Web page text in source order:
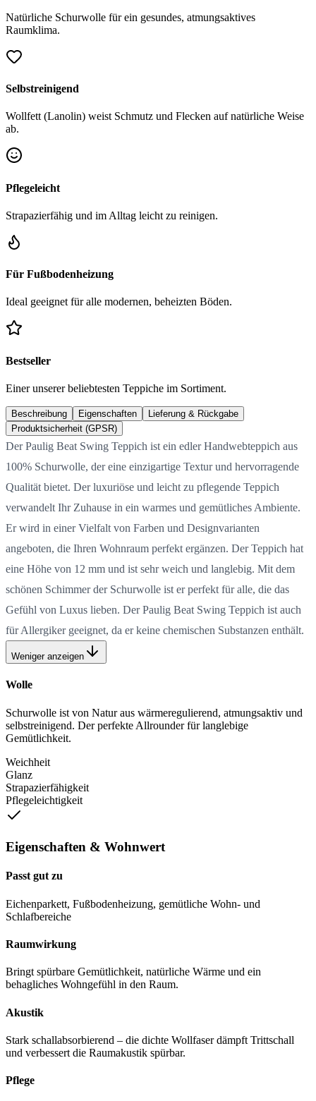
Natürliche Schurwolle für ein gesundes, atmungsaktives
Raumklima.
Selbstreinigend
Wollfett (Lanolin) weist Schmutz und Flecken auf natürliche Weise
ab.
Pflegeleicht
Strapazierfähig und im Alltag leicht zu reinigen.
Für Fußbodenheizung
Ideal geeignet für alle modernen, beheizten Böden.
Bestseller
Einer unserer beliebtesten Teppiche im Sortiment.
Beschreibung Eigenschaften
Lieferung & Rückgabe
Produktsicherheit (GPSR)
Der Paulig Beat Swing Teppich ist ein edler Handwebteppich aus
100% Schurwolle, der eine einzigartige Textur und hervorragende
Qualität bietet. Der luxuriöse und leicht zu pflegende Teppich
verwandelt Ihr Zuhause in ein warmes und gemütliches Ambiente.
Er wird in einer Vielfalt von Farben und Designvarianten
angeboten, die Ihren Wohnraum perfekt ergänzen. Der Teppich hat
eine Höhe von 12 mm und ist sehr weich und langlebig. Mit dem
schönen Schimmer der Schurwolle ist er perfekt für alle, die das
Gefühl von Luxus lieben. Der Paulig Beat Swing Teppich ist auch
für Allergiker geeignet, da er keine chemischen Substanzen enthält.
Weniger anzeigen
Wolle
Schurwolle ist von Natur aus wärmeregulierend, atmungsaktiv und
selbstreinigend. Der perfekte Allrounder für langlebige
Gemütlichkeit.
Weichheit
Glanz
Strapazierfähigkeit
Pflegeleichtigkeit
Eigenschaften & Wohnwert
Passt gut zu
Eichenparkett, Fußbodenheizung, gemütliche Wohn- und
Schlafbereiche
Raumwirkung
Bringt spürbare Gemütlichkeit, natürliche Wärme und ein
behagliches Wohngefühl in den Raum.
Akustik
Stark schallabsorbierend – die dichte Wollfaser dämpft Trittschall
und verbessert die Raumakustik spürbar.
Pflege